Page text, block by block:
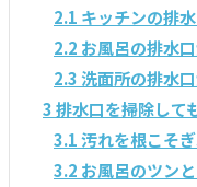
2.1 キッチンの排
2.2 お風呂の排水
2.3洗面所の排水
3排水口を掃除して
3.1汚れを根こそ
3.2 お風呂のツン